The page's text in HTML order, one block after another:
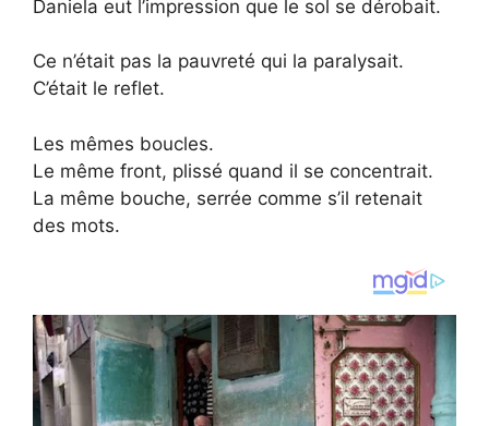
Daniela eut l’impression que le sol se dérobait.
Ce n’était pas la pauvreté qui la paralysait.
C’était le reflet.
Les mêmes boucles.
Le même front, plissé quand il se concentrait.
La même bouche, serrée comme s’il retenait
des mots.